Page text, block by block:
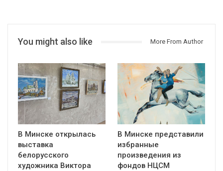
You might also like More From Author
В Минске открылась
выставка
белорусского
художника Виктора
В Минске представили
избранные
произведения из
фондов НЦСМ